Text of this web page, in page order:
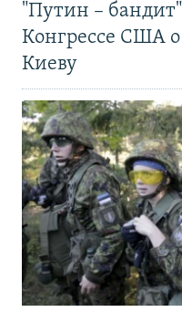
"Путин –
Конгрессе США
Киеву